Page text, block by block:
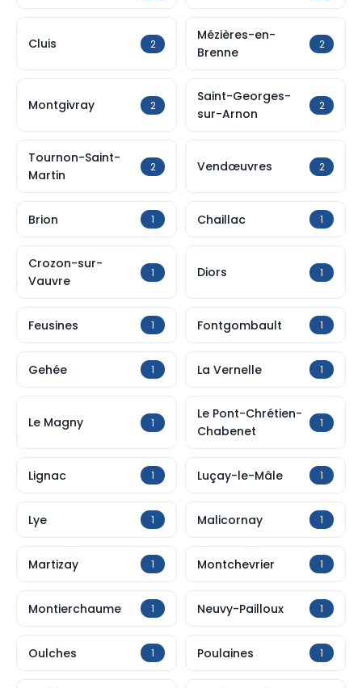
Cluis 2
Mézières-en-
Brenne
2
Montgivray 2
Saint-Georges-
sur-Arnon
2
Tournon-Saint-
Martin
2 Vendœuvres 2
Brion 1 Chaillac 1
Crozon-sur-
Vauvre
1 Diors 1
Feusines 1 Fontgombault 1
Gehée 1 La Vernelle 1
Le Magny 1
Le Pont-Chrétien-
Chabenet
1
Lignac 1 Luçay-le-Mâle 1
Lye 1 Malicornay 1
Martizay 1 Montchevrier 1
Montierchaume 1 Neuvy-Pailloux 1
Oulches 1 Poulaines 1